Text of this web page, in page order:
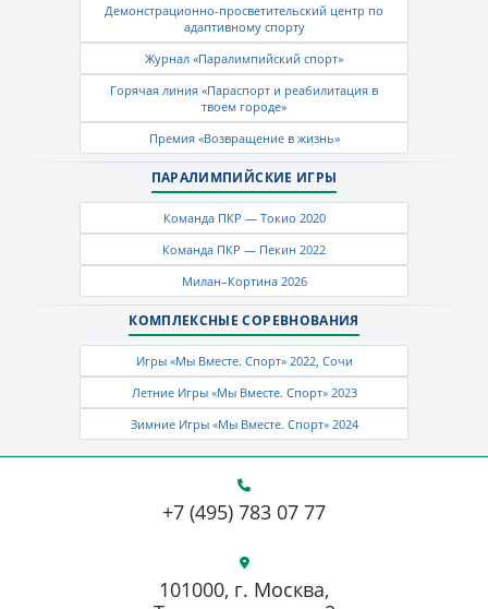
Демонстрационно-просветительский центр по
адаптивному спорту
Журнал «Паралимпийский спорт»
Горячая линия «Параспорт и реабилитация в
твоем городе»
Премия «Возвращение в жизнь»
ПАРАЛИМПИЙСКИЕ ИГРЫ
Команда ПКР — Токио 2020
Команда ПКР — Пекин 2022
Милан–Кортина 2026
КОМПЛЕКСНЫЕ СОРЕВНОВАНИЯ
Игры «Мы Вместе. Спорт» 2022, Сочи
Летние Игры «Мы Вместе. Спорт» 2023
Зимние Игры «Мы Вместе. Спорт» 2024
+7 (495) 783 07 77
101000, г. Москва,